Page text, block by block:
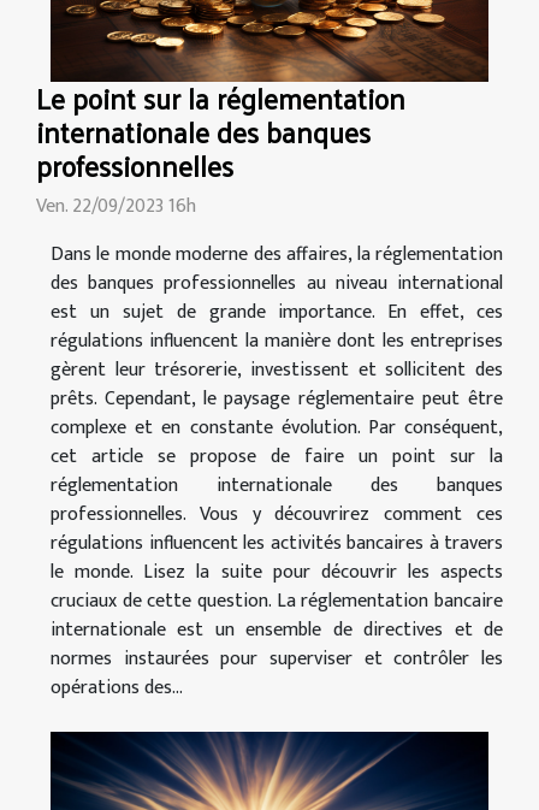
Le point sur la réglementation
internationale des banques
professionnelles
Ven. 22/09/2023 16h
Dans le monde moderne des affaires, la réglementation
des banques professionnelles au niveau international
est un sujet de grande importance. En effet, ces
régulations influencent la manière dont les entreprises
gèrent leur trésorerie, investissent et sollicitent des
prêts. Cependant, le paysage réglementaire peut être
complexe et en constante évolution. Par conséquent,
cet article se propose de faire un point sur la
réglementation internationale des banques
professionnelles. Vous y découvrirez comment ces
régulations influencent les activités bancaires à travers
le monde. Lisez la suite pour découvrir les aspects
cruciaux de cette question. La réglementation bancaire
internationale est un ensemble de directives et de
normes instaurées pour superviser et contrôler les
opérations des...